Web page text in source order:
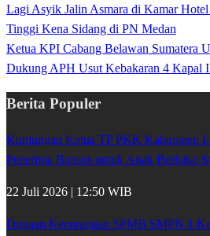
Lagi Asyik Jalin Asmara di Kamar
Tinggi Kena Sidang di PN Medan
Ketua KPI Cabang Belawan Sumatera
Dukung APH Usut Kebakaran 4 Kapal
Berita Populer
Kunjungan Ketua TP PKK Kabupaten
Penerima Bansos untuk Anak Berisiko
22 Juli 2026 | 12:50 WIB
Dugaan Kecurangan SPMB SMPN 1